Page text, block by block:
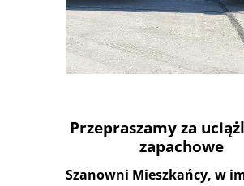
Przepraszamy za
zapachowe
Szanowni Mieszkańcy, w